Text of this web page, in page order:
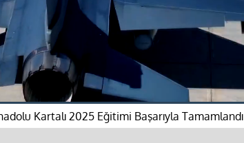
Kartalı 2025 Eğitimi Başarıyla Tamamlandı